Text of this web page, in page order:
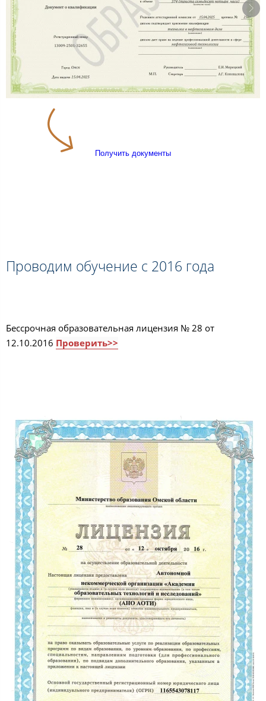
Получить документы
Проводим обучение с 2016 года
Бессрочная образовательная лицензия № 28 от
12.10.2016 Проверить>>